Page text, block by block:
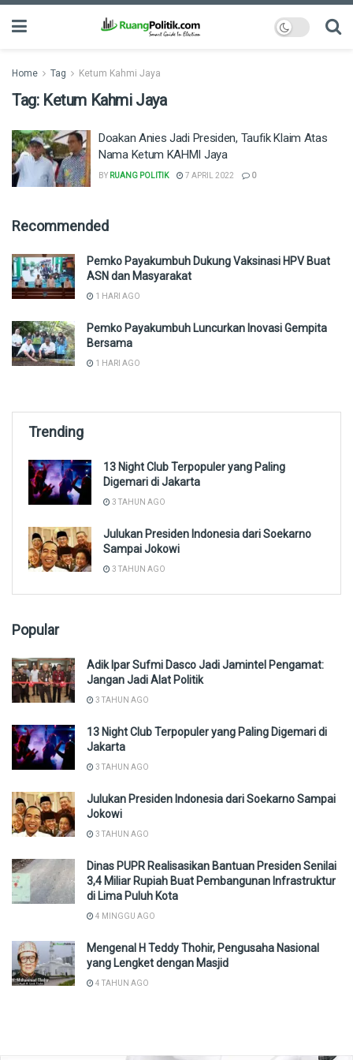
Home Tag Ketum Kahmi Jaya
Tag: Ketum Kahmi Jaya
Doakan Anies Jadi Presiden, Taufik Klaim Atas
Nama Ketum KAHMI Jaya
BY RUANG POLITIK 7 APRIL 2022 0
Recommended
Pemko Payakumbuh Dukung Vaksinasi HPV Buat
ASN dan Masyarakat
1 HARI AGO
Pemko Payakumbuh Luncurkan Inovasi Gempita
Bersama
1 HARI AGO
Trending
13 Night Club Terpopuler yang Paling
Digemari di Jakarta
3 TAHUN AGO
Julukan Presiden Indonesia dari Soekarno
Sampai Jokowi
3 TAHUN AGO
Popular
Adik Ipar Sufmi Dasco Jadi Jamintel Pengamat:
Jangan Jadi Alat Politik
3 TAHUN AGO
13 Night Club Terpopuler yang Paling Digemari di
Jakarta
3 TAHUN AGO
Julukan Presiden Indonesia dari Soekarno Sampai
Jokowi
3 TAHUN AGO
Dinas PUPR Realisasikan Bantuan Presiden Senilai
3,4 Miliar Rupiah Buat Pembangunan Infrastruktur
di Lima Puluh Kota
4 MINGGU AGO
Mengenal H Teddy Thohir, Pengusaha Nasional
yang Lengket dengan Masjid
4 TAHUN AGO